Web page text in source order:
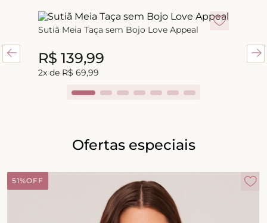
Sutiã Meia Taça sem Bojo Love Appeal
R$ 139,99
2x de R$ 69,99
Ofertas especiais
51%OFF